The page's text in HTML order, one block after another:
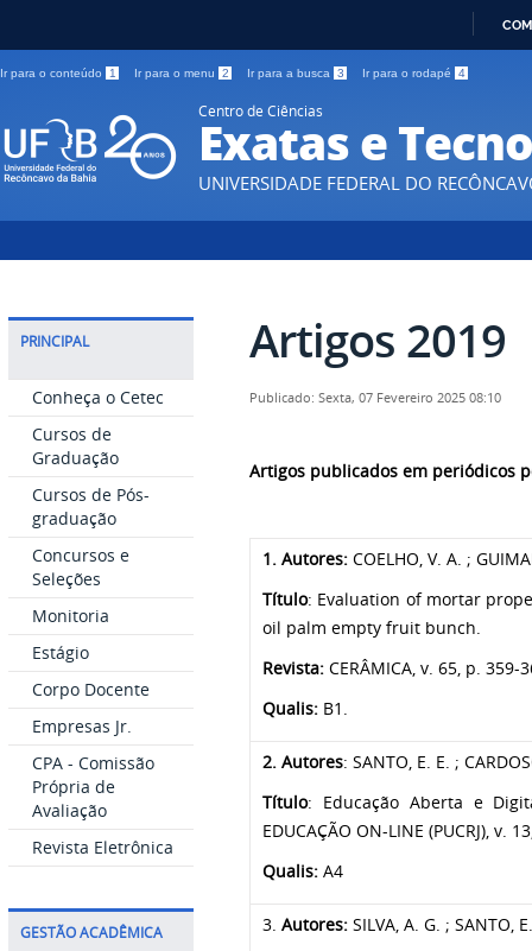
Ir para o conteúdo 1 Ir para o menu 2 Ir para a busca 3 Ir para o rodapé 4
Centro de Ciências
Exatas e
UNIVERSIDADE FEDERAL DO
PRINCIPAL
Conheça o Cetec
Cursos de
Graduação
Cursos de Pós-
graduação
Concursos e
Seleções
Monitoria
Estágio
Corpo Docente
Empresas Jr.
CPA - Comissão
Própria de
Avaliação
Revista Eletrônica
GESTÃO ACADÊMICA
Artigos 2019
Publicado: Sexta, 07 Fevereiro 2025 08:10
Artigos publicados em periódicos
1. Autores: COELHO, V. A. ;
Título: Evaluation of mortar
oil palm empty fruit bunch.
Revista: CERÂMICA, v. 65, p. 359-
Qualis: B1.
2. Autores: SANTO, E. E. ;
Título: Educação Aberta e
EDUCAÇÃO ON-LINE (PUCRJ), v.
Qualis: A4
3. Autores: SILVA, A. G. ; SANTO,